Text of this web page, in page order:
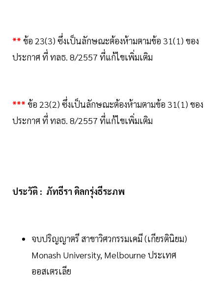
** ข้อ 23(3) ซึ่งเป็นลักษณะต้องห้ามตามข้อ 31(1) ของ
ประกาศ ที่ ทลธ. 8/2557 ที่แก้ไขเพิ่มเติม
*** ข้อ 23(2) ซึ่งเป็นลักษณะต้องห้ามตามข้อ 31(1) ของ
ประกาศ ที่ ทลธ. 8/2557 ที่แก้ไขเพิ่มเติม
ประวัติ : ภัทธีรา ดิลกรุ่งธีระภพ
จบปริญญาตรี สาขาวิศวกรรมเคมี (เกียรตินิยม)
Monash University, Melbourne ประเทศ
ออสเตรเลีย